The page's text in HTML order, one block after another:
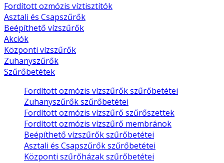
Fordított ozmózis víztisztítók
Asztali és Csapszűrők
Beépíthető vízszűrők
Akciók
Központi vízszűrők
Zuhanyszűrők
Szűrőbetétek
Fordított ozmózis vízszűrők szűrőbetétei
Zuhanyszűrők szűrőbetétei
Fordított ozmózis vízszűrő szűrőszettek
Fordított ozmózis vízszűrő membránok
Beépíthető vízszűrők szűrőbetétei
Asztali és Csapszűrők szűrőbetétei
Központi szűrőházak szűrőbetétei